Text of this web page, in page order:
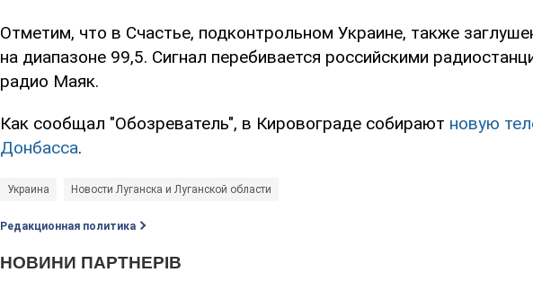
Отметим, что в Счастье, подконтрольном Украине, также
на диапазоне 99,5. Сигнал перебивается российскими
радио Маяк.
Как сообщал "Обозреватель", в Кировограде собирают новую
Донбасса.
Украина Новости Луганска и Луганской области
Редакционная политика